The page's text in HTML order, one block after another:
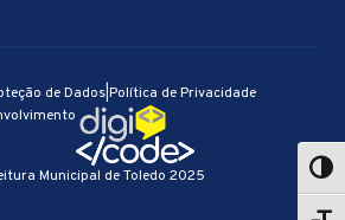
Municipal de Toledo 2025
de Dados|Política de Privacidade